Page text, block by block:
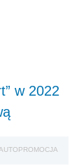
w 2022
AUTOPROMOCJA